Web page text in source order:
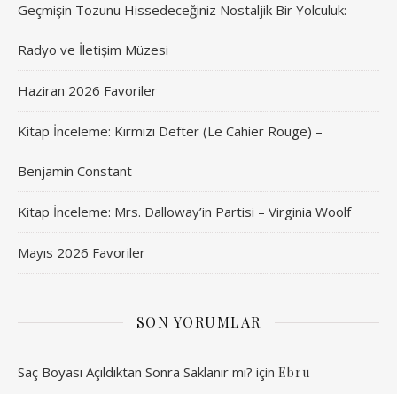
Geçmişin Tozunu Hissedeceğiniz Nostaljik Bir Yolculuk:
Radyo ve İletişim Müzesi
Haziran 2026 Favoriler
Kitap İnceleme: Kırmızı Defter (Le Cahier Rouge) –
Benjamin Constant
Kitap İnceleme: Mrs. Dalloway’in Partisi – Virginia Woolf
Mayıs 2026 Favoriler
SON YORUMLAR
Saç Boyası Açıldıktan Sonra Saklanır mı? için Ebru